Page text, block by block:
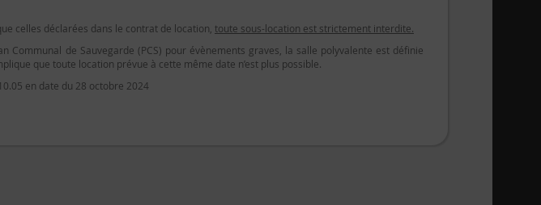
celles déclarées dans le contrat de location, toute sous-location est strictement interdite.
Communal de Sauvegarde (PCS) pour évènements graves, la salle polyvalente est définie
que toute location prévue à cette même date n’est plus possible.
en date du 28 octobre 2024